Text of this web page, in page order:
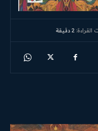
القراءة: 2 دقيقة